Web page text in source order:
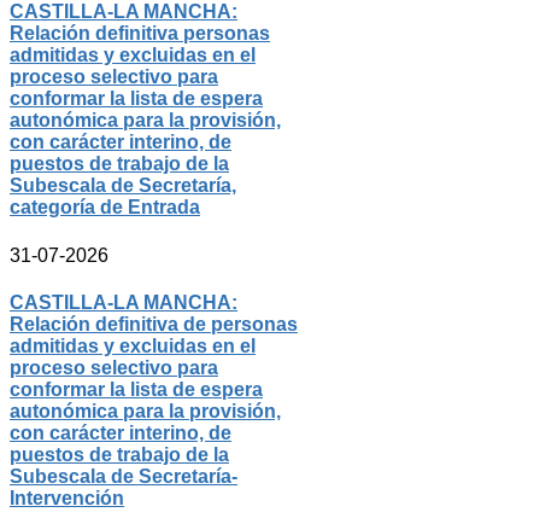
CASTILLA-LA MANCHA:
Relación definitiva personas
admitidas y excluidas en el
proceso selectivo para
conformar la lista de espera
autonómica para la provisión,
con carácter interino, de
puestos de trabajo de la
Subescala de Secretaría,
categoría de Entrada
31-07-2026
CASTILLA-LA MANCHA:
Relación definitiva de personas
admitidas y excluidas en el
proceso selectivo para
conformar la lista de espera
autonómica para la provisión,
con carácter interino, de
puestos de trabajo de la
Subescala de Secretaría-
Intervención